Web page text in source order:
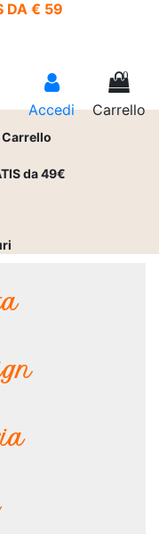
DA € 59
Accedi
0
Carrello
da 49€